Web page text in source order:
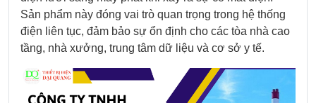
Sản phẩm này đóng vai trò quan trọng trong hệ thống
điện liên tục, đảm bảo sự ổn định cho các tòa nhà cao
tầng, nhà xưởng, trung tâm dữ liệu và cơ sở y tế.